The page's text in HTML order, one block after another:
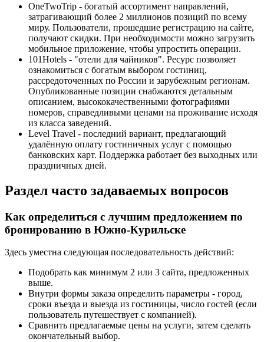
OneTwoTrip - богатый ассортимент направлений,
затрагивающий более 2 миллионов позиций по всему
миру. Пользователи, прошедшие регистрацию на сайте,
получают скидки. При необходимости можно загрузить
мобильное приложение, чтобы упростить операции.
101Hotels - "отели для чайников". Ресурс позволяет
ознакомиться с богатым выбором гостиниц,
рассредоточенных по России и зарубежным регионам.
Опубликованные позиции снабжаются детальным
описанием, высококачественными фотографиями
номеров, справедливыми ценами на проживание исходя
из класса заведений.
Level Travel - последний вариант, предлагающий
удалённую оплату гостиничных услуг с помощью
банковских карт. Поддержка работает без выходных или
праздничных дней.
Раздел часто задаваемых вопросов
Как определиться с лучшим предложением по
бронированию в Южно-Курильске
Здесь уместна следующая последовательность действий:
Подобрать как минимум 2 или 3 сайта, предложенных
выше.
Внутри формы заказа определить параметры - город,
сроки въезда и выезда из гостиницы, число гостей (если
пользователь путешествует с компанией).
Сравнить предлагаемые цены на услуги, затем сделать
окончательный выбор.